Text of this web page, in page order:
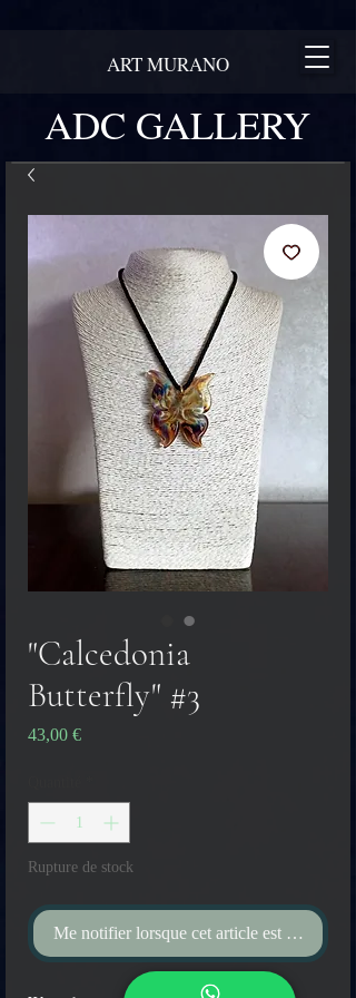
ADC GALLERY
ART MURANO
"Calcedonia
Butterfly" #3
43,00 €Prix
Rupture de stock
Me notifier lorsque cet article est disponible